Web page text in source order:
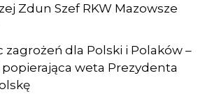
Zdun Szef RKW Mazowsze
dla Polski i Polaków –
popierająca weta Prezydenta